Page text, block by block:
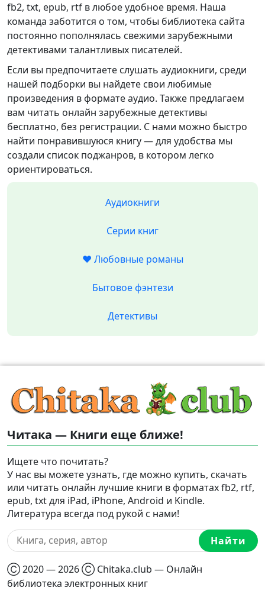
fb2, txt, epub, rtf в любое удобное время. Наша
команда заботится о том, чтобы библиотека сайта
постоянно пополнялась свежими зарубежными
детективами талантливых писателей.
Если вы предпочитаете слушать аудиокниги, среди
нашей подборки вы найдете свои любимые
произведения в формате аудио. Также предлагаем
вам читать онлайн зарубежные детективы
бесплатно, без регистрации. С нами можно быстро
найти понравившуюся книгу — для удобства мы
создали список поджанров, в котором легко
ориентироваться.
Аудиокниги
Серии книг
❤️ Любовные романы
Бытовое фэнтези
Детективы
Читака — Книги еще ближе!
Ищете что почитать?
У нас вы можете узнать, где можно купить, скачать
или читать онлайн лучшие книги в форматах fb2, rtf,
epub, txt для iPad, iPhone, Android и Kindle.
Литература всегда под рукой с нами!
Найти
Ⓒ 2020 — 2026 Ⓒ Chitaka.club — Онлайн
библиотека электронных книг